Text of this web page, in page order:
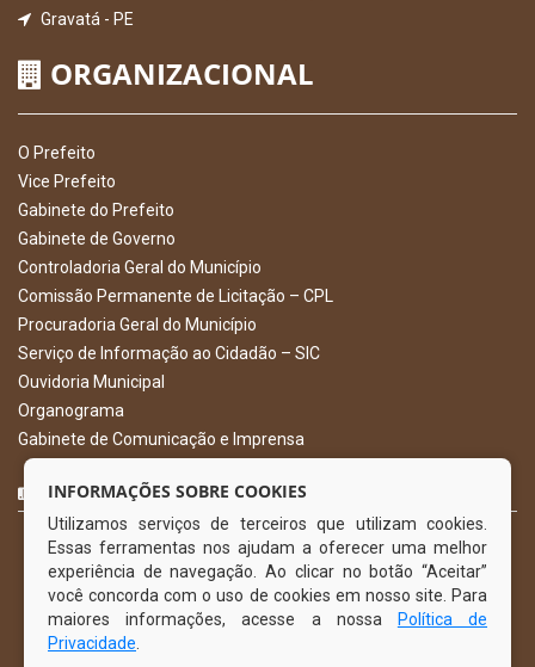
Gravatá - PE
ORGANIZACIONAL
O Prefeito
Vice Prefeito
Gabinete do Prefeito
Gabinete de Governo
Controladoria Geral do Município
Comissão Permanente de Licitação – CPL
Procuradoria Geral do Município
Serviço de Informação ao Cidadão – SIC
Ouvidoria Municipal
Organograma
Gabinete de Comunicação e Imprensa
CURTA NOSSA FAN PAGE
INFORMAÇÕES SOBRE COOKIES
Utilizamos serviços de terceiros que utilizam cookies.
Essas ferramentas nos ajudam a oferecer uma melhor
experiência de navegação. Ao clicar no botão “Aceitar”
você concorda com o uso de cookies em nosso site. Para
maiores informações, acesse a nossa
Política de
Privacidade